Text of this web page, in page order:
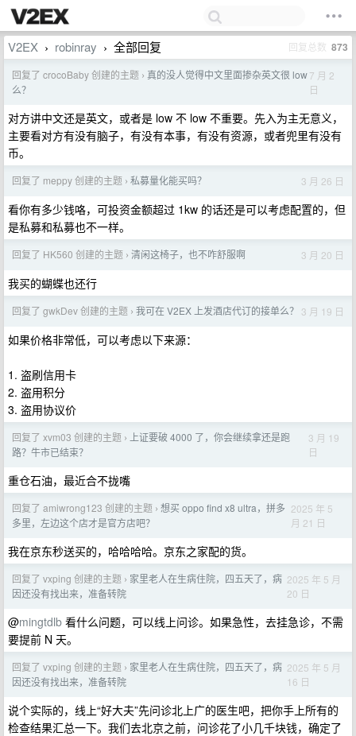
V2EX › robinray › 全部回复 回复总数 873
回复了 crocoBaby 创建的主题 › 真的没人觉得中文里面掺杂英文很 low
么？
7 月 2
日
对方讲中文还是英文，或者是 low 不 low 不重要。先入为主无意义，
主要看对方有没有脑子，有没有本事，有没有资源，或者兜里有没有
币。
回复了 meppy 创建的主题 › 私募量化能买吗？ 3 月 26 日
看你有多少钱咯，可投资金额超过 1kw 的话还是可以考虑配置的，但
是私募和私募也不一样。
回复了 HK560 创建的主题 › 清闲这椅子，也不咋舒服啊 3 月 20 日
我买的蝴蝶也还行
回复了 gwkDev 创建的主题 › 我可在 V2EX 上发酒店代订的接单么？ 3 月 19 日
如果价格非常低，可以考虑以下来源：
1. 盗刷信用卡
2. 盗用积分
3. 盗用协议价
回复了 xvm03 创建的主题 ›
上证要破 4000 了，你会继续拿还是跑
路？牛市已结束？
3 月 19
日
重仓石油，最近合不拢嘴
回复了 amiwrong123 创建的主题 › 想买 oppo find x8 ultra，拼多
多里，左边这个店才是官方店吧？
2025 年 5
月 21 日
我在京东秒送买的，哈哈哈哈。京东之家配的货。
回复了 vxping 创建的主题 › 家里老人在生病住院，四五天了，病
因还没有找出来，准备转院
2025 年 5 月
20 日
@mingtdlb 看什么问题，可以线上问诊。如果急性，去挂急诊，不需
要提前 N 天。
回复了 vxping 创建的主题 › 家里老人在生病住院，四五天了，病
因还没有找出来，准备转院
2025 年 5 月
16 日
说个实际的，线上“好大夫”先问诊北上广的医生吧，把你手上所有的
检查结果汇总一下。我们去北京之前，问诊花了小几千块钱，确定了